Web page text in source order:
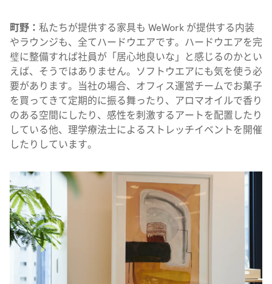
町野： 私たちが提供する家具も WeWork が提供する内装
やラウンジも、全てハードウエアです。ハードウエアを完
璧に整備すれば社員が「居心地良いな」と感じるのかとい
えば、そうではありません。ソフトウエアにも気を使う必
要があります。当社の場合、オフィス運営チームでお菓子
を買ってきて定期的に振る舞ったり、アロマオイルで香り
のある空間にしたり、感性を刺激するアートを配置したり
している他、理学療法士によるストレッチイベントを開催
したりしています。